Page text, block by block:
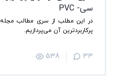
سی- PVC
در این مطلب از سری مطالب
پرکاربردترین آن می‌پردازیم.
538 33